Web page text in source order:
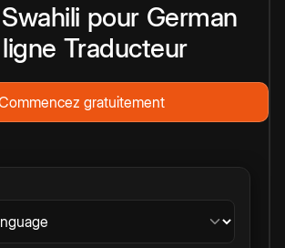
Swahili pour German
Traducteur
gratuitement